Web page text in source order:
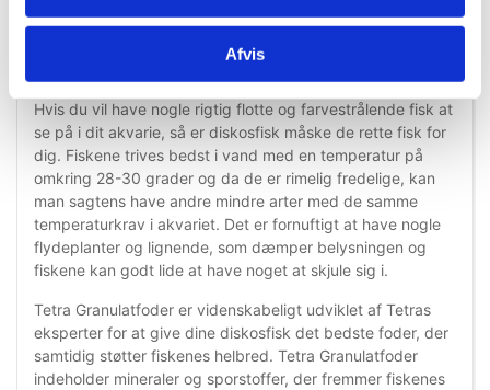
Afvis
Tetra Granulatfoder er et smagfuldt foder, der passer
Hvis du vil have nogle rigtig flotte og farvestrålende fisk at
se på i dit akvarie, så er diskosfisk måske de rette fisk for
dig. Fiskene trives bedst i vand med en temperatur på
omkring 28-30 grader og da de er rimelig fredelige, kan
man sagtens have andre mindre arter med de samme
temperaturkrav i akvariet. Det er fornuftigt at have nogle
flydeplanter og lignende, som dæmper belysningen og
fiskene kan godt lide at have noget at skjule sig i.
Tetra Granulatfoder er videnskabeligt udviklet af Tetras
eksperter for at give dine diskosfisk det bedste foder, der
samtidig støtter fiskenes helbred. Tetra Granulatfoder
indeholder mineraler og sporstoffer, der fremmer fiskenes